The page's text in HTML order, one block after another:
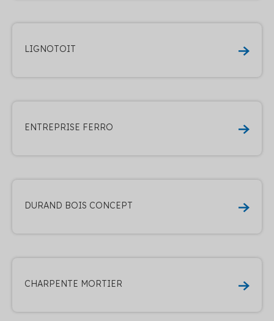
LIGNOTOIT
ENTREPRISE FERRO
DURAND BOIS CONCEPT
CHARPENTE MORTIER